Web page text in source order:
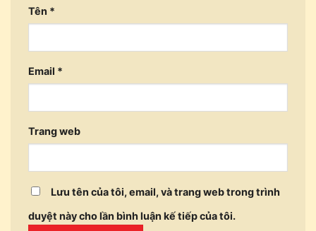
Tên *
Email *
Trang web
Lưu tên của tôi, email, và trang web trong trình
duyệt này cho lần bình luận kế tiếp của tôi.